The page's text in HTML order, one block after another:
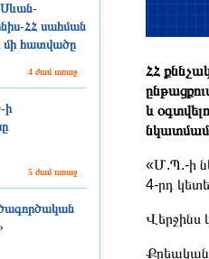
Սևան-
ՀՀ սահման
հատվածը
4 ժամ առաջ
ի
5 ժամ առաջ
ՀՀ
և
«Մ.Պ.-ի
4-րդ
Վերջինս
Քրեական